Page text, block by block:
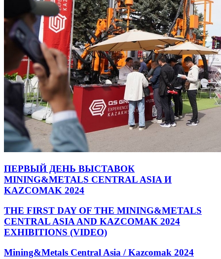
ПЕРВЫЙ ДЕНЬ ВЫСТАВОК
MINING&METALS CENTRAL ASIA И
KAZCOMAK 2024
THE FIRST DAY OF THE MINING&METALS
CENTRAL ASIA AND KAZCOMAK 2024
EXHIBITIONS (VIDEO)
Mining&Metals Central Asia / Kazcomak 2024